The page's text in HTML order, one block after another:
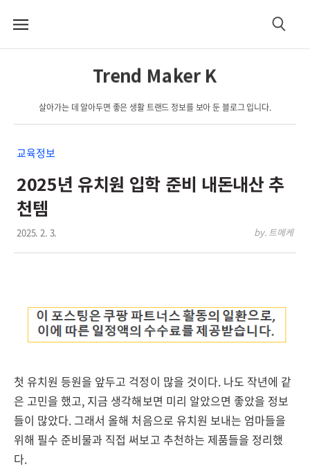
메
검
Trend Maker K
살아가는 데 알아두면 좋은 생활 트랜드 정보를 보아 둔 블로그 입니다.
교육정보
2025년 유치원 입학 준비 내돈내산 추
천템
2025. 2. 3. by. 트메케
첫 유치원 등원을 앞두고 걱정이 많을 것이다. 나도 작년에 같
은 고민을 했고, 지금 생각해보면 미리 알았으면 좋았을 정보
들이 많았다. 그래서 올해 처음으로 유치원 보내는 엄마들을
위해 필수 준비물과 직접 써보고 추천하는 제품들을 정리했
다.